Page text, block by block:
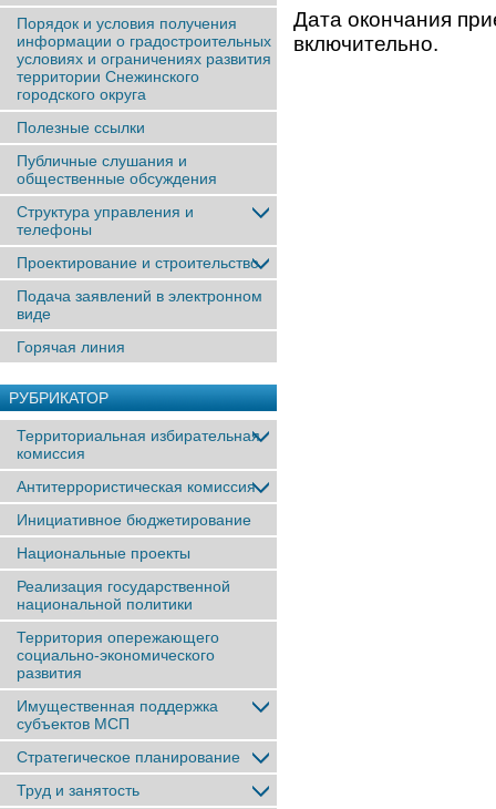
Порядок и условия получения
информации о градостроительных
условиях и ограничениях развития
территории Снежинского
городского округа
Полезные ссылки
Публичные слушания и
общественные обсуждения
Структура управления и
телефоны
Проектирование и строительство
Подача заявлений в электронном
виде
Горячая линия
РУБРИКАТОР
Территориальная избирательная
комиссия
Антитеррористическая комиссия
Инициативное бюджетирование
Национальные проекты
Реализация государственной
национальной политики
Территория опережающего
социально-экономического
развития
Имущественная поддержка
субъектов МСП
Стратегическое планирование
Труд и занятость
Дата окончания
включительно.